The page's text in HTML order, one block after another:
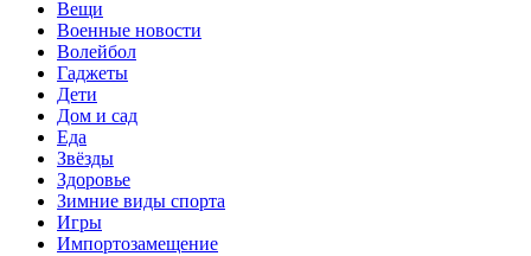
Вещи
Военные новости
Волейбол
Гаджеты
Дети
Дом и сад
Еда
Звёзды
Здоровье
Зимние виды спорта
Игры
Импортозамещение